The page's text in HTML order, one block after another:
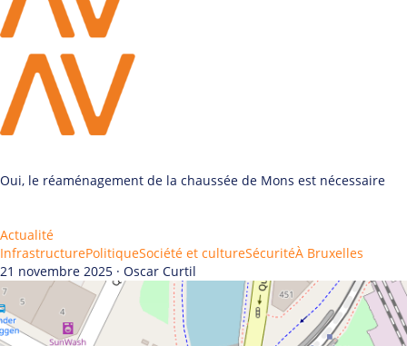
Oui, le réaménagement de la chaussée de Mons est nécessaire
Actualité
InfrastructurePolitiqueSociété et cultureSécuritéÀ Bruxelles
21 novembre 2025 · Oscar Curtil